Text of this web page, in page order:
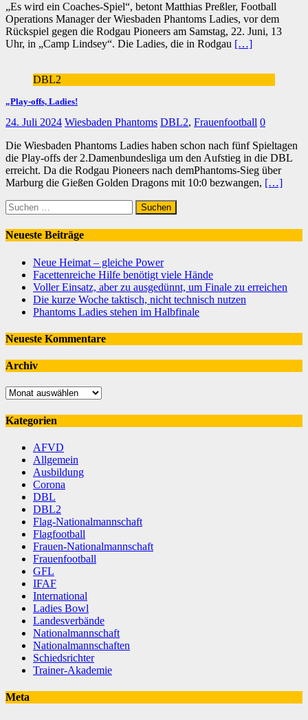
„Es wird ein Coaches-Spiel“, betont Matthias Preßler, Football
Operations Manager der Wiesbaden Phantoms Ladies, vor dem
Rückspiel gegen die Rodgau Pioneers am Samstag, 22. Juni, 13
Uhr, in „Camp Lindsey“. Die Ladies, die in Rodgau […]
DBL2
„Play-offs, Ladies!
24. Juli 2024 Wiesbaden Phantoms DBL2, Frauenfootball 0
Die Wiesbaden Phantoms Ladies haben schon nach fünf Spieltagen
die Play-offs der 2.Damenbundesliga um den Aufstieg in die DBL
erreicht. Da die Rodgau Pioneers nach demPhantoms-Sieg über
Marburg die Gießen Golden Dragons mit 10:0 bezwangen, […]
Suchen
nach:
Neueste Beiträge
Neue Heimat – gleiche Power
Facettenreiche Hilfe benötigt viele Hände
Voller Einsatz, aber zu ausgedünnt, um Finale zu erreichen
Die kurze Woche taktisch, nicht technisch nutzen
Phantoms Ladies stehen im Halbfinale
Neueste Kommentare
Archiv
Archiv
Kategorien
AFVD
Allgemein
Ausbildung
Corona
DBL
DBL2
Flag-Nationalmannschaft
Flagfootball
Frauen-Nationalmannschaft
Frauenfootball
GFL
IFAF
International
Ladies Bowl
Landesverbände
Nationalmannschaft
Nationalmannschaften
Schiedsrichter
Trainer-Akademie
Meta